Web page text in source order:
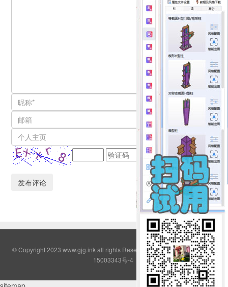
© Copyright 2023 www.gjg.ink all rights Reserved QQ群:2308380鄂ICP备
15003343号-4